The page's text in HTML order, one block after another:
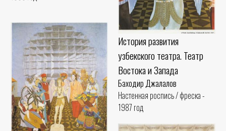
История развития
узбекского театра. Театр
Востока и Запада
Баходир Джалалов
Настенная роспись / фреска -
1987 год